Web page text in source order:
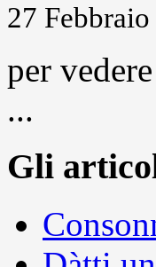
27
per
...
Gli